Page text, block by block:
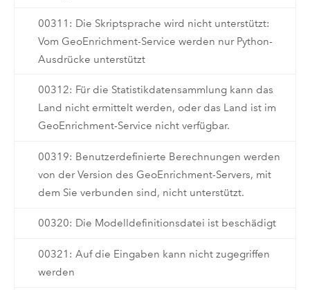
00311: Die Skriptsprache wird nicht unterstützt:
Vom GeoEnrichment-Service werden nur Python-
Ausdrücke unterstützt
00312: Für die Statistikdatensammlung kann das
Land nicht ermittelt werden, oder das Land ist im
GeoEnrichment-Service nicht verfügbar.
00319: Benutzerdefinierte Berechnungen werden
von der Version des GeoEnrichment-Servers, mit
dem Sie verbunden sind, nicht unterstützt.
00320: Die Modelldefinitionsdatei ist beschädigt
00321: Auf die Eingaben kann nicht zugegriffen
werden